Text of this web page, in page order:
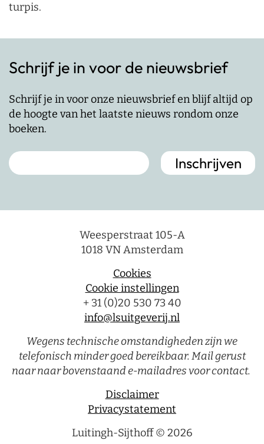
turpis.
Schrijf je in voor de nieuwsbrief
Schrijf je in voor onze nieuwsbrief en blijf altijd op
de hoogte van het laatste nieuws rondom onze
boeken.
Weesperstraat 105-A
1018 VN Amsterdam
Cookies
Cookie instellingen
+ 31 (0)20 530 73 40
info@lsuitgeverij.nl
Wegens technische omstandigheden zijn we
telefonisch minder goed bereikbaar. Mail gerust
naar naar bovenstaand e-mailadres voor contact.
Disclaimer
Privacystatement
Luitingh-Sijthoff © 2026